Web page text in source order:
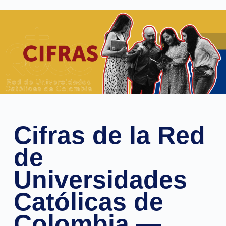
Cifras de la Red
de
Universidades
Católicas de